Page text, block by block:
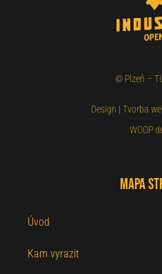
© Plzeň –
Design | Tvorba
WOOP
Mapa
Úvod
Kam vyrazit